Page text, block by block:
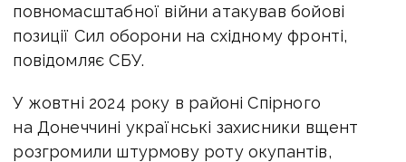
повномасштабної війни атакував бойові
позиції Сил оборони на східному фронті,
повідомляє СБУ.
У жовтні 2024 року в районі Спірного
на Донеччині українські захисники вщент
розгромили штурмову роту окупантів,